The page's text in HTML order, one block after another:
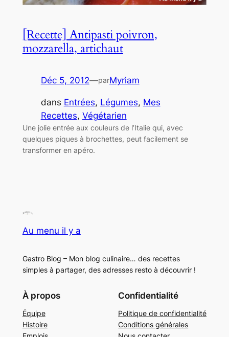
[Recette] Antipasti poivron,
mozzarella, artichaut
Déc 5, 2012—parMyriam
dans Entrées, Légumes, Mes
Recettes, Végétarien
Une jolie entrée aux couleurs de l’Italie qui, avec
quelques piques à brochettes, peut facilement se
transformer en apéro.
Au menu il y a
Gastro Blog – Mon blog culinaire… des recettes
simples à partager, des adresses resto à découvrir !
À propos
Équipe
Histoire
Confidentialité
Politique de confidentialité
Conditions générales